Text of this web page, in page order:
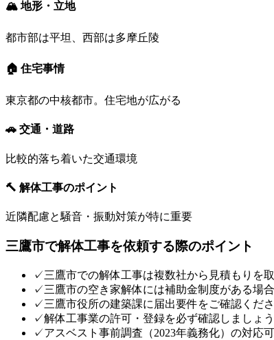
🏔 地形・立地
都市部は平坦、西部は多摩丘陵
🏠 住宅事情
東京都の中核都市。住宅地が広がる
🚗 交通・道路
比較的落ち着いた交通環境
🔨 解体工事のポイント
近隣配慮と騒音・振動対策が特に重要
三鷹市で解体工事を依頼する際のポイント
✓三鷹市での解体工事は複数社から見積もりを
✓三鷹市の空き家解体には補助金制度がある場
✓三鷹市役所の建築課に届出要件をご確認くだ
✓解体工事業の許可・登録を必ず確認しましょう
✓アスベスト事前調査（2023年義務化）の対応